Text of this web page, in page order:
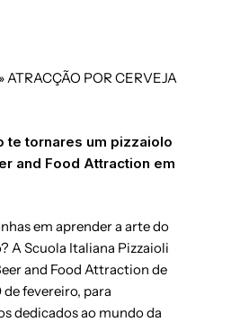
»ATRACÇÃO POR CERVEJA
te tornares um pizzaiolo
and Food Attraction em
em aprender a arte do
A Scuola Italiana Pizzaioli
and Food Attraction de
de fevereiro, para
dedicados ao mundo da